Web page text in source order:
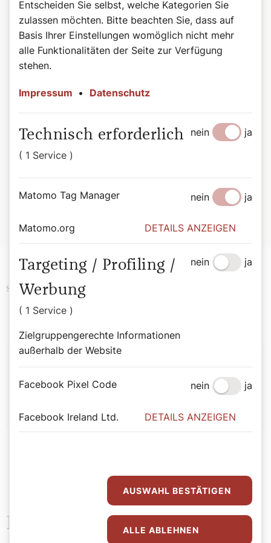
©Wiener Domverlag
Buchtipp: Beten, Herr Pfarrer!
Weitere lustige Anekdoten finden Sie in "Beten, Herr
85351-332-3, EUR 27,00
Hier geht es zur Buchbestellung
Schlagwörter Religion
Autor:
Bernadette Spitzer
Das könnte Sie auch
Entscheiden Sie selbst, welche Kategorien Sie
zulassen möchten. Bitte beachten Sie, dass auf
Basis Ihrer Einstellungen womöglich nicht mehr
alle Funktionalitäten der Seite zur Verfügung
stehen.
Impressum • Datenschutz
Technisch erforderlich
( 1 Service )
nein ja
Matomo Tag Manager nein ja
Matomo.org DETAILS ANZEIGEN
Targeting / Profiling /
Werbung
( 1 Service )
Zielgruppengerechte Informationen
außerhalb der Website
nein ja
Facebook Pixel Code nein ja
Facebook Ireland Ltd. DETAILS ANZEIGEN
AUSWAHL BESTÄTIGEN
ALLE ABLEHNEN